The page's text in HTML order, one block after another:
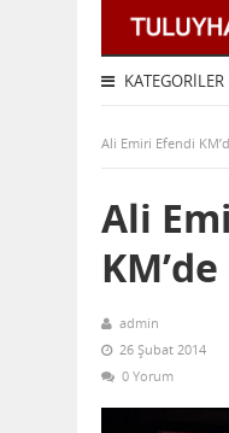
KATEGORILER
Ali Emiri Efendi
Ali
admin
26 Şubat 2014
0 Yorum